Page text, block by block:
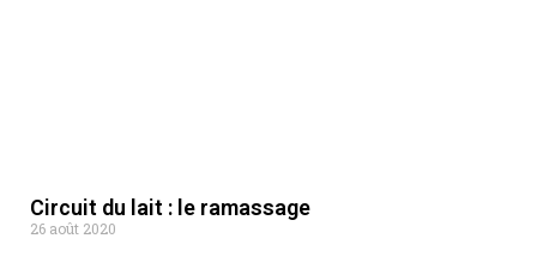
Circuit du lait : le ramassage
26 août 2020